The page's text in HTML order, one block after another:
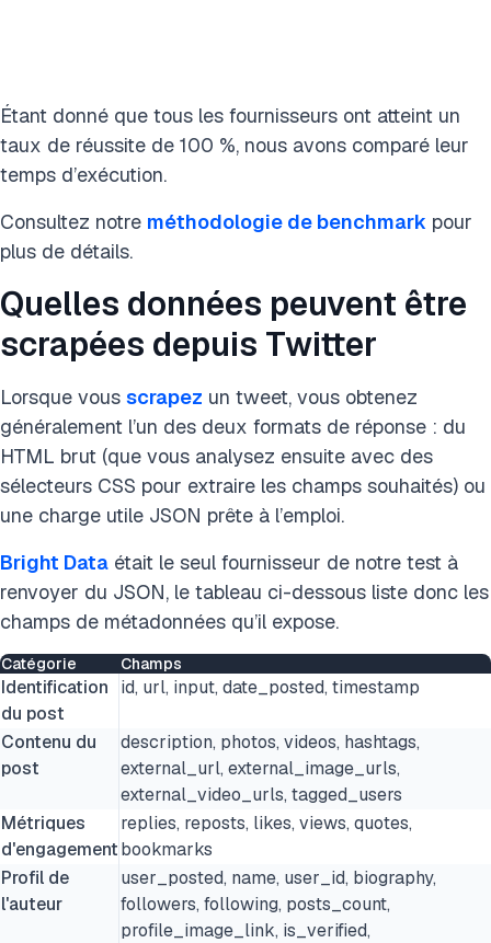
Étant donné que tous les fournisseurs ont atteint un
taux de réussite de 100 %, nous avons comparé leur
temps d’exécution.
Consultez notre méthodologie de benchmark pour
plus de détails.
Quelles données peuvent être
scrapées depuis Twitter
Lorsque vous scrapez un tweet, vous obtenez
généralement l’un des deux formats de réponse : du
HTML brut (que vous analysez ensuite avec des
sélecteurs CSS pour extraire les champs souhaités) ou
une charge utile JSON prête à l’emploi.
Bright Data était le seul fournisseur de notre test à
renvoyer du JSON, le tableau ci-dessous liste donc les
champs de métadonnées qu’il expose.
Catégorie Champs
Identification
du post
id, url, input, date_posted, timestamp
Contenu du
post
description, photos, videos, hashtags,
external_url, external_image_urls,
external_video_urls, tagged_users
Métriques
d'engagement
replies, reposts, likes, views, quotes,
bookmarks
Profil de
l'auteur
user_posted, name, user_id, biography,
followers, following, posts_count,
profile_image_link, is_verified,